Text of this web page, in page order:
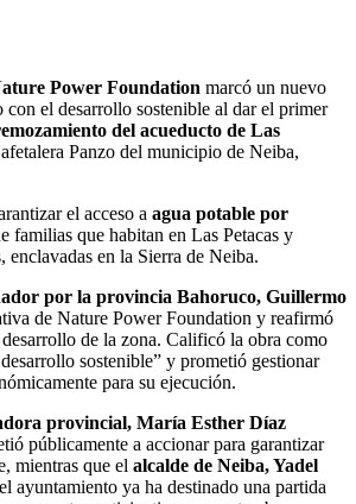
Power Foundation marcó un nuevo
con el desarrollo sostenible al dar el primer
del acueducto de Las
Panzo del municipio de Neiba,
el acceso a agua potable por
familias que habitan en Las Petacas y
enclavadas en la Sierra de Neiba.
por la provincia Bahoruco, Guillermo
de Nature Power Foundation y reafirmó
de la zona. Calificó la obra como
sostenible” y prometió gestionar
para su ejecución.
provincial, María Esther Díaz
públicamente a accionar para garantizar
mientras que el alcalde de Neiba, Yadel
ayuntamiento ya ha destinado una partida